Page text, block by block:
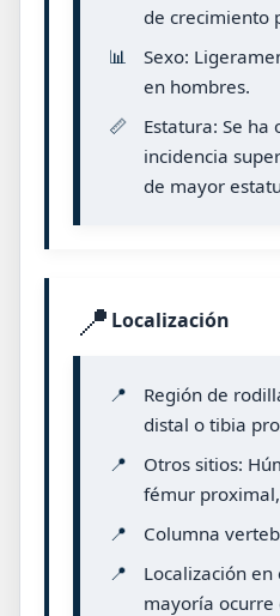
de crecimiento
📊
Sexo:
en hombres.
📏
Estatura: Se ha
incidencia
de mayor
📍 Localización
📍
Región de
distal o tibia
📍
Otros sitios:
fémur
📍
Columna
📍
Localización en
mayoría ocurre